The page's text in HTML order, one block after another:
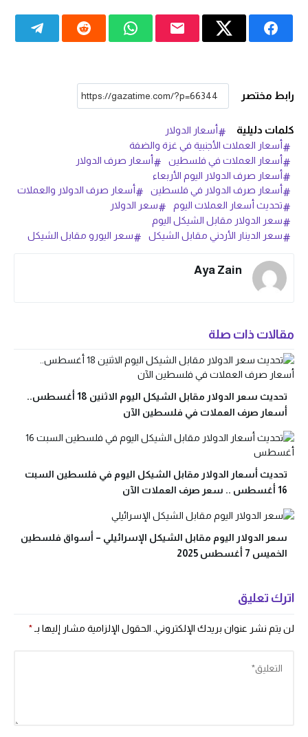
رابط مختصر
كلمات دليلية
أسعار الدولار
أسعار العملات الأجنبية في غزة والضفة
أسعار العملات في فلسطين
أسعار صرف الدولار
أسعار صرف الدولار اليوم الأربعاء
أسعار صرف الدولار في فلسطين
أسعار صرف الدولار والعملات
تحديث أسعار العملات اليوم
سعر الدولار
سعر الدولار مقابل الشيكل اليوم
سعر الدينار الأردني مقابل الشيكل
سعر اليورو مقابل الشيكل
Aya Zain
مقالات ذات صلة
تحديث سعر الدولار مقابل الشيكل اليوم الاثنين 18 أغسطس..
أسعار صرف العملات في فلسطين الآن
تحديث أسعار الدولار مقابل الشيكل اليوم في فلسطين السبت
16 أغسطس .. سعر صرف العملات الآن
سعر الدولار اليوم مقابل الشيكل الإسرائيلي – أسواق فلسطين
الخميس 7 أغسطس 2025
اترك تعليق
لن يتم نشر عنوان بريدك الإلكتروني. الحقول الإلزامية مشار إليها بـ*